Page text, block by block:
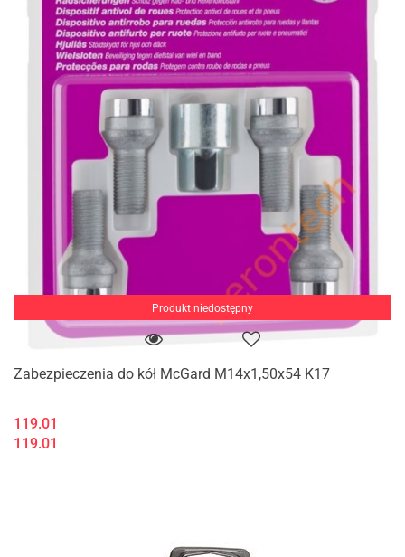
Produkt niedostępny
Zabezpieczenia do kół McGard M14x1,50x54 K17
119.01
119.01